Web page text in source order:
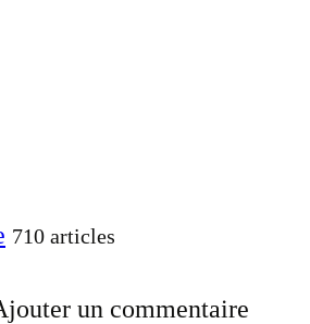
710 articles
un commentaire